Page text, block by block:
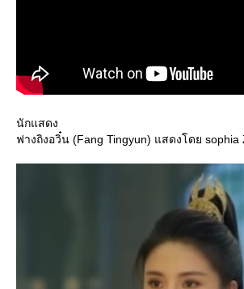
นักแสดง
ฟางถิงอวิ๋น (Fang Tingyun) แสดงโดย sophia